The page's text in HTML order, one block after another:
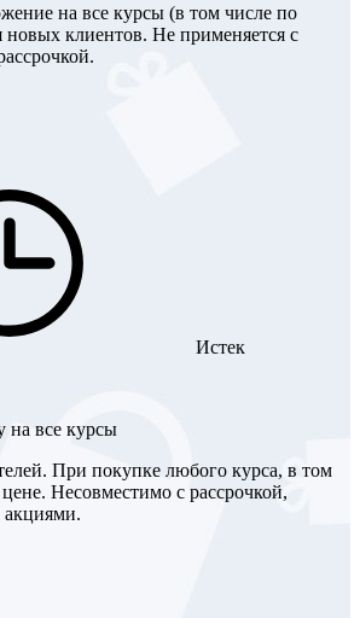
на все курсы (в том числе по
клиентов. Не применяется с
Истек
на все курсы
При покупке любого курса, в том
Несовместимо с рассрочкой,